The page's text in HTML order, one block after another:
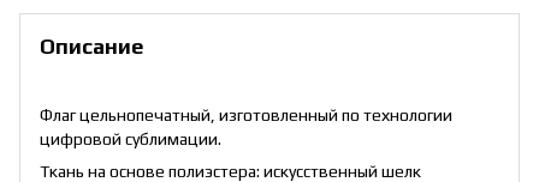
Описание
Флаг цельнопечатный, изготовленный по технологии
цифровой сублимации.
Ткань на основе полиэстера: искусственный шелк